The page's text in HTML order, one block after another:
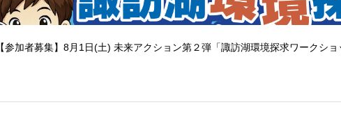
【参加者募集】8月1日(土) 未来アクション第２弾「諏訪湖環境探求ワークショ